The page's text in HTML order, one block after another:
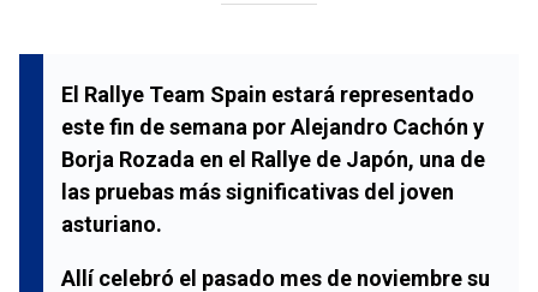
El Rallye Team Spain estará representado
este fin de semana porAlejandro Cachón y
Borja Rozada en el Rallye de Japón, una de
las pruebas más significativas del joven
asturiano.
Allí celebró el pasado mes de noviembre su